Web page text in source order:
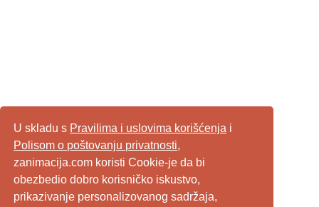
U skladu s Pravilima i uslovima korišćenja i
Polisom o poštovanju privatnosti,
zanimacija.com koristi Cookie-je da bi
obezbedio dobro korisničko iskustvo,
prikazivanje personalizovanog sadržaja,